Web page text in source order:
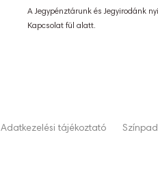
A Jegypénztárunk és Jegyirodánk
Kapcsolat fül alatt.
Adatkezelési tájékoztató